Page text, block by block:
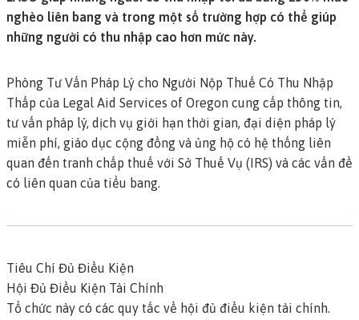
nghèo liên bang và trong một số trường hợp có thể giúp
những người có thu nhập cao hơn mức này.
Phòng Tư Vấn Pháp Lý cho Người Nộp Thuế Có Thu Nhập
Thấp của Legal Aid Services of Oregon cung cấp thông tin,
tư vấn pháp lý, dịch vụ giới hạn thời gian, đại diện pháp lý
miễn phí, giáo dục cộng đồng và ủng hộ có hệ thống liên
quan đến tranh chấp thuế với Sở Thuế Vụ (IRS) và các vấn đề
có liên quan của tiểu bang.
Tiêu Chí Đủ Điều Kiện
Hội Đủ Điều Kiện Tài Chính
Tổ chức này có các quy tắc về hội đủ điều kiện tài chính.